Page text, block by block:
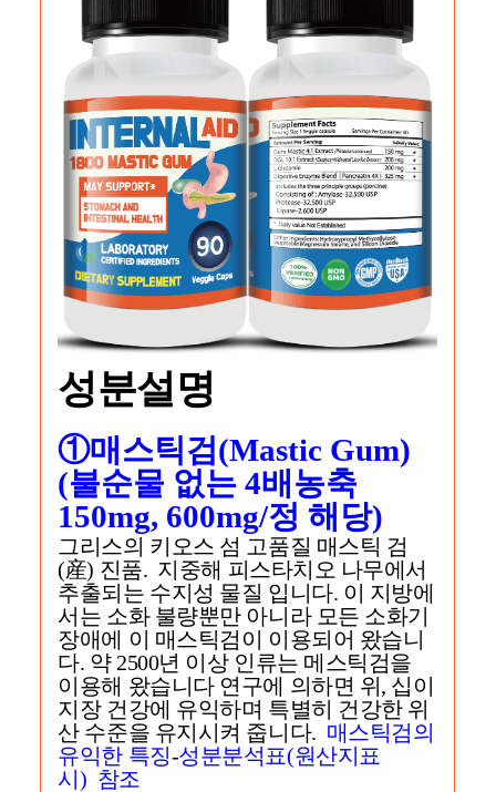
성분설명
①매스틱검(Mastic Gum)
(불순물 없는 4배농축
150mg, 600mg/정 해당)
그리스의 키오스 섬 고품질 매스틱 검
(産) 진품. 지중해 피스타치오 나무에서
추출되는 수지성 물질 입니다. 이 지방에
서는 소화 불량뿐만 아니라 모든 소화기
장애에 이 매스틱검이 이용되어 왔습니
다. 약 2500년 이상 인류는 메스틱검을
이용해 왔습니다 연구에 의하면 위, 십이
지장 건강에 유익하며 특별히 건강한 위
산 수준을 유지시켜 줍니다. 매스틱검의
유익한 특징-성분분석표(원산지표
시) 참조